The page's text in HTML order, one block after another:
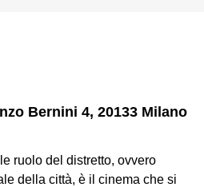
Bernini 4, 20133 Milano
ruolo del distretto, ovvero
della città, è il cinema che si